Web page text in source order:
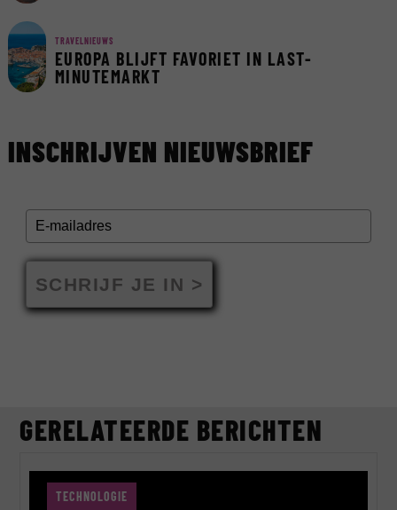
TRAVELNIEUWS
EUROPA BLIJFT FAVORIET IN LAST-
MINUTEMARKT
INSCHRIJVEN NIEUWSBRIEF
SCHRIJF JE IN >
GERELATEERDE BERICHTEN
TECHNOLOGIE